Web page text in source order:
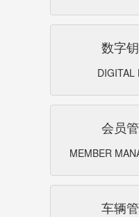
数字
DIGITAL
会员
MEMBER
车辆